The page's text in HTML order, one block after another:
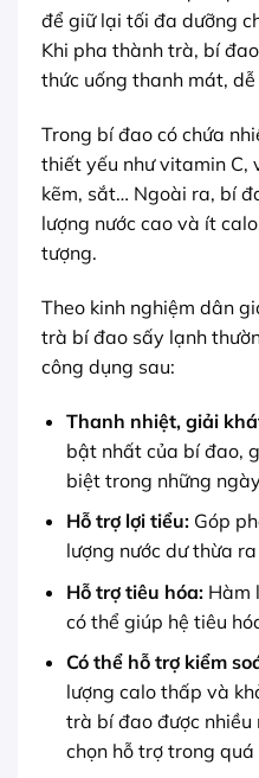
để giữ lại tối đa dưỡng
Khi pha thành trà, bí
thức uống thanh mát,
Trong bí đao có chứa
thiết yếu như vitamin C,
kẽm, sắt… Ngoài ra, bí
lượng nước cao và ít
tượng.
Theo kinh nghiệm dân
trà bí đao sấy lạnh
công dụng sau:
Thanh nhiệt, giải
bật nhất của bí đao,
biệt trong những
Hỗ trợ lợi tiểu:Góp
lượng nước dư thừa
Hỗ trợ tiêu hóa:Hàm
có thể giúp hệ tiêu
Có thể hỗ trợ kiểm
lượng calo thấp và
trà bí đao được nhiều
chọn hỗ trợ trong